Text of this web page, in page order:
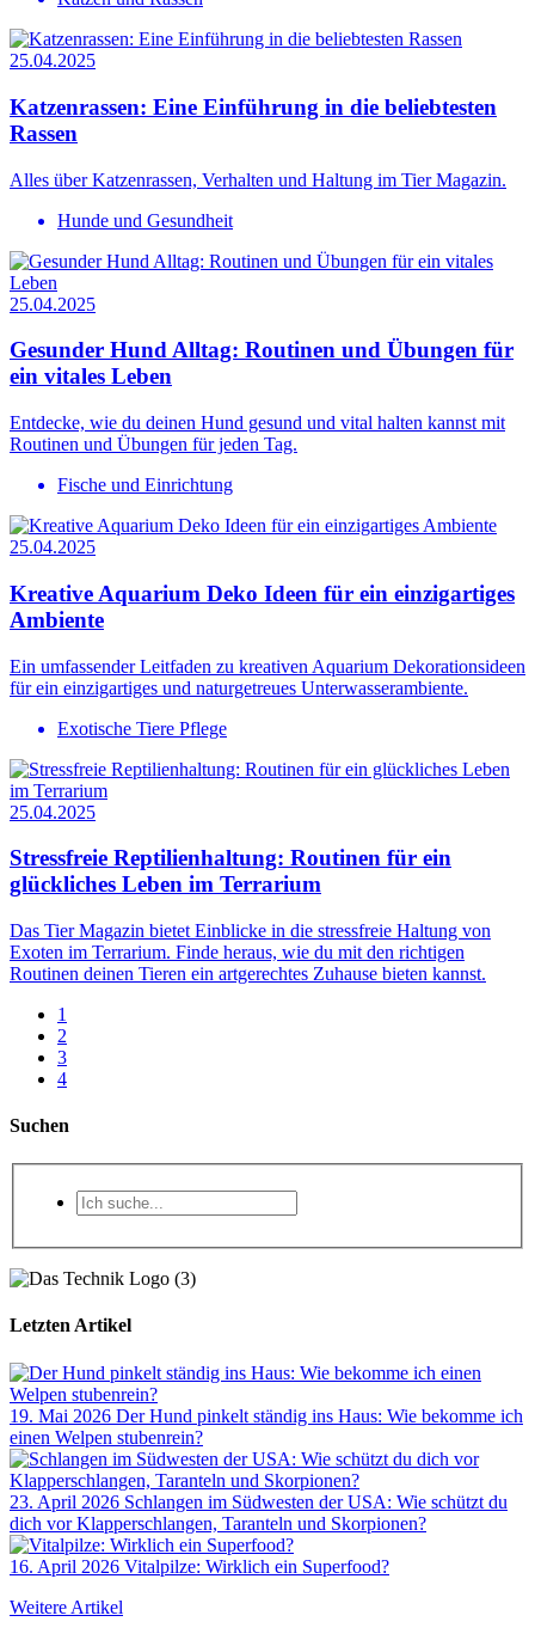
25.04.2025
Katzenrassen: Eine Einführung in die beliebtesten
Rassen
Alles über Katzenrassen, Verhalten und Haltung im Tier Magazin.
Hunde und Gesundheit
25.04.2025
Gesunder Hund Alltag: Routinen und Übungen für
ein vitales Leben
Entdecke, wie du deinen Hund gesund und vital halten kannst mit
Routinen und Übungen für jeden Tag.
Fische und Einrichtung
25.04.2025
Kreative Aquarium Deko Ideen für ein einzigartiges
Ambiente
Ein umfassender Leitfaden zu kreativen Aquarium Dekorationsideen
für ein einzigartiges und naturgetreues Unterwasserambiente.
Exotische Tiere Pflege
25.04.2025
Stressfreie Reptilienhaltung: Routinen für ein
glückliches Leben im Terrarium
Das Tier Magazin bietet Einblicke in die stressfreie Haltung von
Exoten im Terrarium. Finde heraus, wie du mit den richtigen
Routinen deinen Tieren ein artgerechtes Zuhause bieten kannst.
1
2
3
4
Suchen
Letzten Artikel
19. Mai 2026 Der Hund pinkelt ständig ins Haus: Wie bekomme ich
einen Welpen stubenrein?
23. April 2026 Schlangen im Südwesten der USA: Wie schützt du
dich vor Klapperschlangen, Taranteln und Skorpionen?
16. April 2026 Vitalpilze: Wirklich ein Superfood?
Weitere Artikel